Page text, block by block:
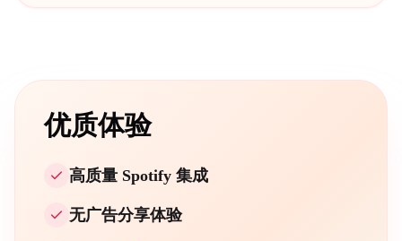
优质体验
高质量 Spotify 集成
无广告分享体验